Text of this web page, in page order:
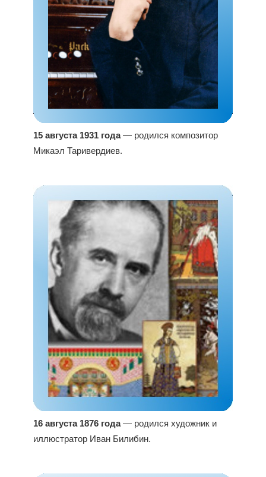
15 августа 1931 года— родился композитор
Микаэл Таривердиев.
16 августа 1876 года— родился художник и
иллюстратор Иван Билибин.